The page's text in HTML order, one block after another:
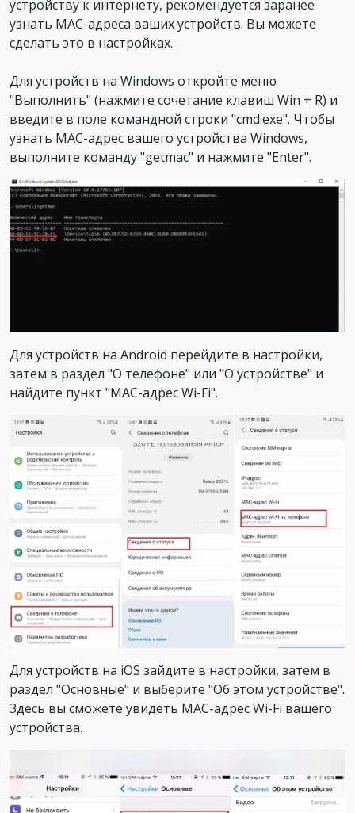
устройству к интернету, рекомендуется заранее
узнать MAC-адреса ваших устройств. Вы можете
сделать это в настройках.
Для устройств на Windows откройте меню
"Выполнить" (нажмите сочетание клавиш Win + R) и
введите в поле командной строки "cmd.exe". Чтобы
узнать MAC-адрес вашего устройства Windows,
выполните команду "getmac" и нажмите "Enter".
Для устройств на Android перейдите в настройки,
затем в раздел "О телефоне" или "О устройстве" и
найдите пункт "MAC-адрес Wi-Fi".
Для устройств на iOS зайдите в настройки, затем в
раздел "Основные" и выберите "Об этом устройстве".
Здесь вы сможете увидеть MAC-адрес Wi-Fi вашего
устройства.